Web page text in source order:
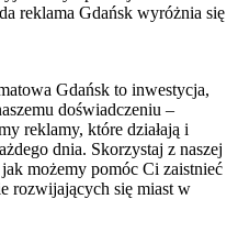
reklama Gdańsk wyróżnia się
Gdańsk to inwestycja,
doświadczeniu –
reklamy, które działają i
dnia. Skorzystaj z naszej
możemy pomóc Ci zaistnieć
rozwijających się miast w